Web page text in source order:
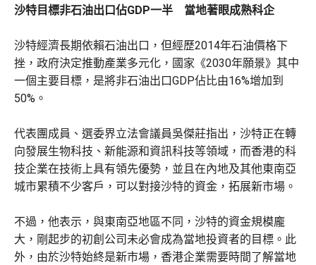
沙特目標非石油出口佔GDP一半 當地著眼成熟科企
沙特經濟長期依賴石油出口，但經歷2014年石油價格下
挫，政府決定推動產業多元化，國家《2030年願景》其中
一個主要目標，是將非石油出口GDP佔比由16%增加到
50%。
代表團成員、選委界立法會議員吳傑莊指出，沙特正在轉
向發展生物科技、新能源和資訊科技等領域，而香港的科
技企業在技術上具有領先優勢，並且在內地及其他東南亞
城市累積不少客戶，可以對接沙特的資金，拓展新市場。
不過，他表示，與東南亞地區不同，沙特的資金規模龐
大，剛起步的初創公司未必會成為當地投資者的目標。此
外，由於沙特始終是新市場，香港企業需要時間了解當地